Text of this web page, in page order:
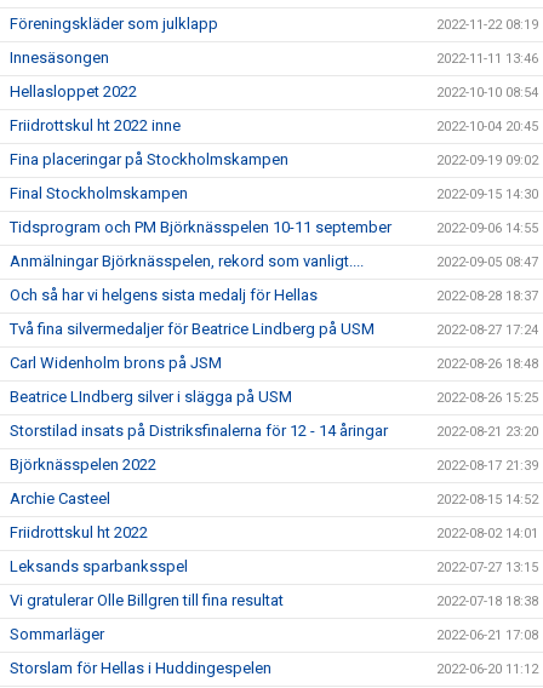
Föreningskläder som julklapp 2022-11-22 08:19
Innesäsongen 2022-11-11 13:46
Hellasloppet 2022 2022-10-10 08:54
Friidrottskul ht 2022 inne 2022-10-04 20:45
Fina placeringar på Stockholmskampen 2022-09-19 09:02
Final Stockholmskampen 2022-09-15 14:30
Tidsprogram och PM Björknässpelen 10-11 september 2022-09-06 14:55
Anmälningar Björknässpelen, rekord som vanligt.... 2022-09-05 08:47
Och så har vi helgens sista medalj för Hellas 2022-08-28 18:37
Två fina silvermedaljer för Beatrice Lindberg på USM 2022-08-27 17:24
Carl Widenholm brons på JSM 2022-08-26 18:48
Beatrice LIndberg silver i slägga på USM 2022-08-26 15:25
Storstilad insats på Distriksfinalerna för 12 - 14 åringar 2022-08-21 23:20
Björknässpelen 2022 2022-08-17 21:39
Archie Casteel 2022-08-15 14:52
Friidrottskul ht 2022 2022-08-02 14:01
Leksands sparbanksspel 2022-07-27 13:15
Vi gratulerar Olle Billgren till fina resultat 2022-07-18 18:38
Sommarläger 2022-06-21 17:08
Storslam för Hellas i Huddingespelen 2022-06-20 11:12